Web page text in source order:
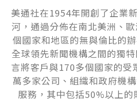
美通社在1954年開創了企業
河，通過分佈在南北美洲、
個國家和地區的無與倫比的
全球領先新聞機構之間的獨
言將客戶與170多個國家的受
萬多家公司、組織和政府機
服務，其中包括50%以上的